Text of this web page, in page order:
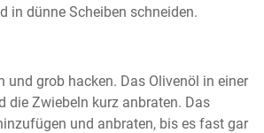
in dünne Scheiben schneiden.
und grob hacken. Das Olivenöl in einer
die Zwiebeln kurz anbraten. Das
und anbraten, bis es fast gar